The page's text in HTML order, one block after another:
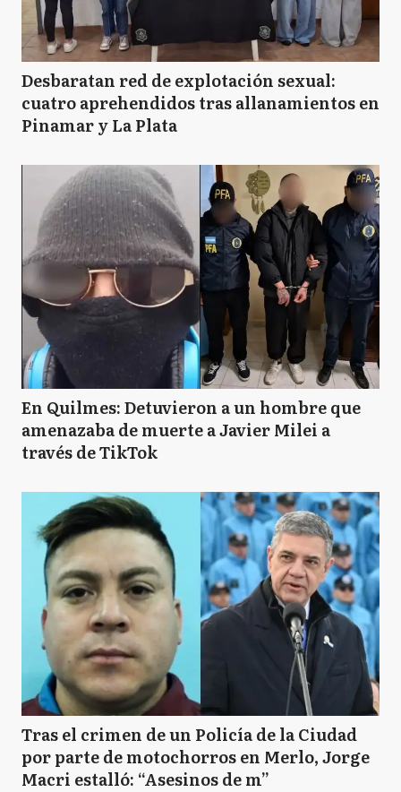
Desbaratan red de explotación sexual:
cuatro aprehendidos tras allanamientos en
Pinamar y La Plata
En Quilmes: Detuvieron a un hombre que
amenazaba de muerte a Javier Milei a
través de TikTok
Tras el crimen de un Policía de la Ciudad
por parte de motochorros en Merlo, Jorge
Macri estalló: “Asesinos de m”